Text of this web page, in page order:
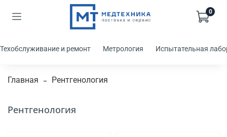
0
Техобслуживание и ремонт Метрология Испытательная
Главная Рентгенология
Рентгенология